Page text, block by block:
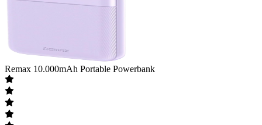
Remax 10.000mAh Portable Powerbank